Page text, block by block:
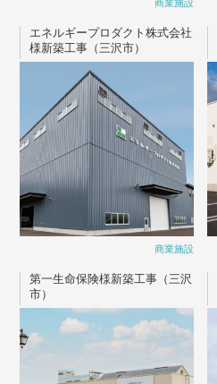
商業施設
エネルギープロダクト株式会社
様新築工事（三沢市）
商業施設
第一生命保険様新築工事（三沢
市）